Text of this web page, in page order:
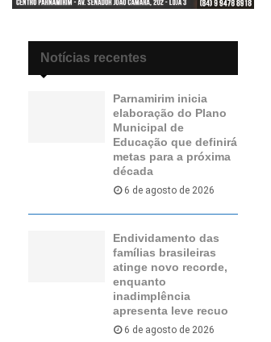
Notícias recentes
Parnamirim inicia
elaboração do Plano
Municipal de
Educação que definirá
metas para a próxima
década
6 de agosto de 2026
Endividamento das
famílias brasileiras
atinge novo recorde,
enquanto
inadimplência
apresenta leve recuo
6 de agosto de 2026